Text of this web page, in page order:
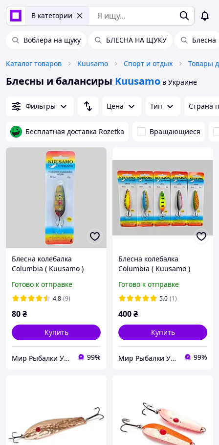
В категории
Воблера на щуку БЛЕСНА НА ЩУКУ Блесна
Каталог товаров Kuusamo Спорт и отдых Товары
Блесны и балансиры Kuusamo в Украине
Фильтры Цена Тип Страна
Бесплатная доставка Rozetka Вращающиеся
Блеcна колебалка
Columbia ( Kuusamo )
Готово к отправке
4.8 (9)
80₴
Купить
Мир Рыбалки Украина 99%
Блеcна колебалка
Columbia ( Kuusamo )
5шт
Готово к отправке
5.0 (1)
400₴
Купить
Мир Рыбалки Украина 99%